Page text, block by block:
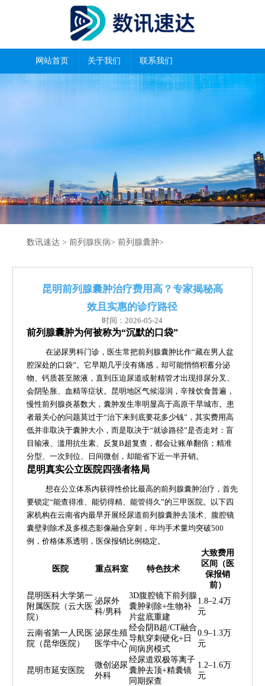
网站首页 关于我们 联系我们
数讯速达 > 前列腺疾病> 前列腺囊肿>
昆明前列腺囊肿治疗费用高？专家揭秘高
效且实惠的诊疗路径
时间：2026-05-24
前列腺囊肿为何被称为“沉默的口袋”
在泌尿男科门诊，医生常把前列腺囊肿比作“藏在男人盆
腔深处的口袋”。它早期几乎没有痛感，却可能悄悄积蓄分泌
物、钙质甚至脓液，直到压迫尿道或射精管才出现排尿分叉、
会阴坠胀、血精等症状。昆明地区气候湿润，辛辣饮食普遍，
慢性前列腺炎基数大，囊肿发生率明显高于高原干旱城市。患
者最关心的问题莫过于“治下来到底要花多少钱”，其实费用高
低并非取决于囊肿大小，而是取决于“就诊路径”是否走对：盲
目输液、滥用抗生素、反复B超复查，都会让账单翻倍；精准
分型、一次到位、日间微创，却能省下近一半开销。
昆明真实公立医院四强者格局
想在公立体系内获得性价比最高的前列腺囊肿治疗，首先
要锁定“能查得准、能切得精、能管得久”的三甲医院。以下四
家机构在云南省内最早开展经尿道前列腺囊肿去顶术、腹腔镜
囊壁剥除术及多模态影像融合穿刺，年均手术量均突破500
例，价格体系透明，医保报销比例稳定。
医院 重点科室 特色技术
大致费用
区间（医
保报销
前）
昆明医科大学第一
附属医院（云大医
院）
泌尿外
科/男科
3D腹腔镜下前列腺
囊肿剥除+生物补
片盆底重建
1.8–2.4万
元
云南省第一人民医
院（昆华医院）
泌尿生殖
医学中心
经会阴B超/CT融合
导航穿刺硬化+日
间病房模式
0.9–1.3万
元
昆明市延安医院
微创泌尿
外科
经尿道双极等离子
囊肿去顶+精囊镜
同期探查
1.2–1.6万
元